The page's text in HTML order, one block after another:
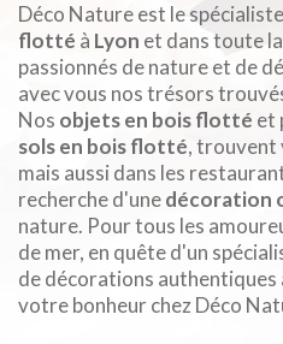
Déco Nature est le
flotté à Lyon et dans toute
passionnés de nature et de
avec vous nos trésors
Nos objets en bois flotté et
sols en bois flotté, trouvent
mais aussi dans les
recherche d'unedécoration
nature. Pour tous les
de mer, en quête d'un
de décorations authentiques
votre bonheur chez Déco